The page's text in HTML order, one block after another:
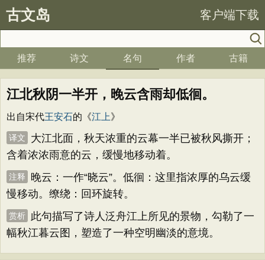
古文岛 客户端下载
推荐 诗文 名句 作者 古籍
江北秋阴一半开，晚云含雨却低徊。
出自宋代王安石的《江上》
译文
大江北面，秋天浓重的云幕一半已被秋风撕开；
含着浓浓雨意的云，缓慢地移动着。
注释
晚云：一作“晓云”。低徊：这里指浓厚的乌云缓
慢移动。缭绕：回环旋转。
赏析
此句描写了诗人泛舟江上所见的景物，勾勒了一
幅秋江暮云图，塑造了一种空明幽淡的意境。